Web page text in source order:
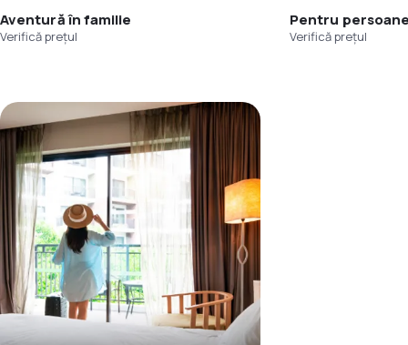
Aventură în familie
Verifică prețul
Pentru
Verifică prețul